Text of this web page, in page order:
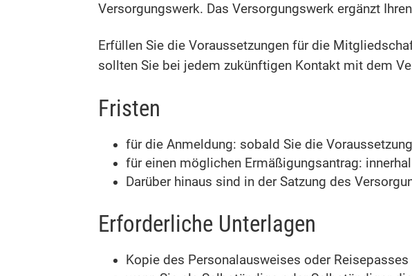
Versorgungswerk. Das Versorgungswerk ergänzt
Erfüllen Sie die Voraussetzungen für die
sollten Sie bei jedem zukünftigen Kontakt mit dem
Fristen
für die Anmeldung: sobald Sie die
für einen möglichen Ermäßigungsantrag:
Darüber hinaus sind in der Satzung des
Erforderliche Unterlagen
Kopie des Personalausweises oder Reisepasses